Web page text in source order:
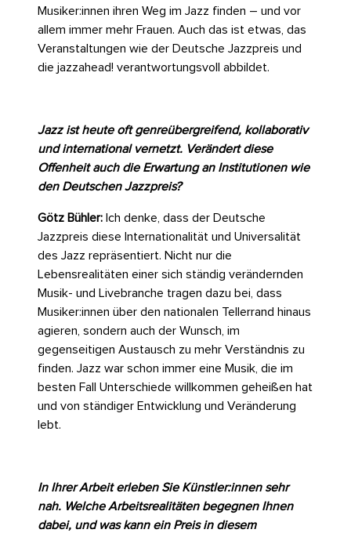
Musiker:innen ihren Weg im Jazz finden – und vor
allem immer mehr Frauen. Auch das ist etwas, das
Veranstaltungen wie der Deutsche Jazzpreis und
die jazzahead! verantwortungsvoll abbildet.
Jazz ist heute oft genreübergreifend, kollaborativ
und international vernetzt. Verändert diese
Offenheit auch die Erwartung an Institutionen wie
den Deutschen Jazzpreis?
Götz Bühler: Ich denke, dass der Deutsche
Jazzpreis diese Internationalität und Universalität
des Jazz repräsentiert. Nicht nur die
Lebensrealitäten einer sich ständig verändernden
Musik- und Livebranche tragen dazu bei, dass
Musiker:innen über den nationalen Tellerrand hinaus
agieren, sondern auch der Wunsch, im
gegenseitigen Austausch zu mehr Verständnis zu
finden. Jazz war schon immer eine Musik, die im
besten Fall Unterschiede willkommen geheißen hat
und von ständiger Entwicklung und Veränderung
lebt.
In Ihrer Arbeit erleben Sie Künstler:innen sehr
nah. Welche Arbeitsrealitäten begegnen Ihnen
dabei, und was kann ein Preis in diesem